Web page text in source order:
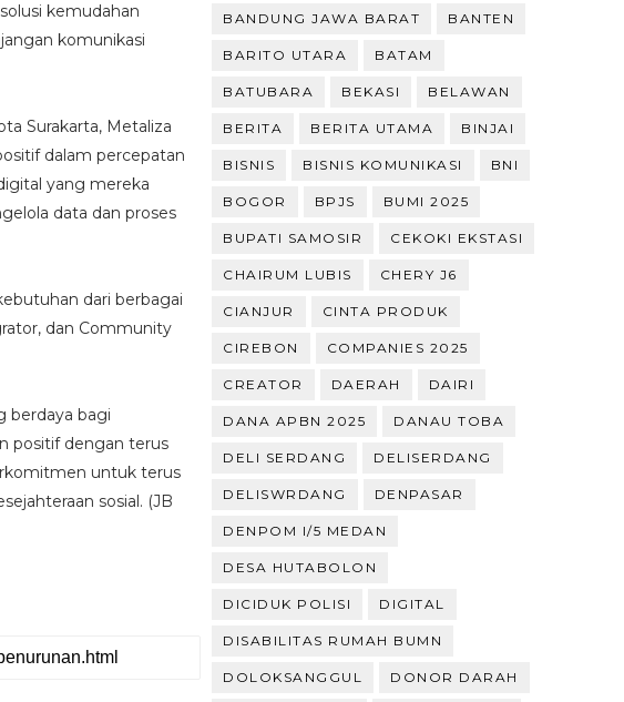
kemudahan
komunikasi
Surakarta, Metaliza
dalam percepatan
yang mereka
data dan proses
dari berbagai
dan Community
berdaya bagi
positif dengan terus
untuk terus
sosial. (JB
BANDUNG JAWA BARAT BANTEN
BARITO UTARA BATAM
BATUBARA BEKASI BELAWAN
BERITA BERITA UTAMA BINJAI
BISNIS BISNIS KOMUNIKASI BNI
BOGOR BPJS BUMI 2025
BUPATI SAMOSIR CEKOKI EKSTASI
CHAIRUM LUBIS CHERY J6
CIANJUR CINTA PRODUK
CIREBON COMPANIES 2025
CREATOR DAERAH DAIRI
DANA APBN 2025 DANAU TOBA
DELI SERDANG DELISERDANG
DELISWRDANG DENPASAR
DENPOM I/5 MEDAN
DESA HUTABOLON
DICIDUK POLISI DIGITAL
DISABILITAS RUMAH BUMN
DOLOKSANGGUL DONOR DARAH